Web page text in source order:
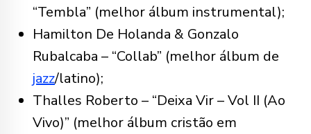
“Tembla” (melhor álbum instrumental);
Hamilton De Holanda & Gonzalo
Rubalcaba – “Collab” (melhor álbum de
jazz/latino);
Thalles Roberto – “Deixa Vir – Vol II (Ao
Vivo)” (melhor álbum cristão em